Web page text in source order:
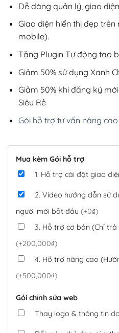
Dễ dàng quản lý, giao
Giao diện hiển thị đẹp trên
mobile).
Tặng Plugin Tự động tạo
Giảm 50% sử dụng Xanh
Giảm 50% khi đăng ký
Siêu Rẻ
Gói hỗ trợ tư vấn nâng
Mua kèm Gói hỗ trợ
1. Hỗ trợ cài đặt giao
2. Video hướng dẫn sử
người mới bắt đầu (+0₫)
3. Hỗ trợ cơ bản (Chỉ
(+200,000₫)
4. Hỗ trợ nâng cao
(+500,000₫)
Gói chỉnh sửa web
Thay logo & thông tin